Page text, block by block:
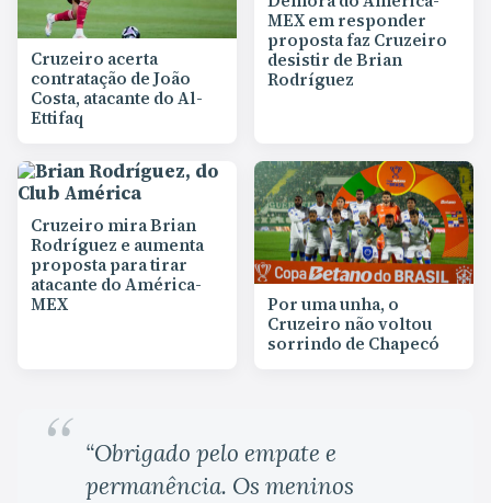
Cruzeiro acerta
contratação de João
Costa, atacante do Al-
Ettifaq
MEX em responder
proposta faz Cruzeiro
desistir de Brian
Rodríguez
Cruzeiro mira Brian
Rodríguez e aumenta
proposta para tirar
atacante do América-
MEX
Por uma unha, o
Cruzeiro não voltou
sorrindo de Chapecó
“Obrigado pelo empate e
permanência. Os meninos